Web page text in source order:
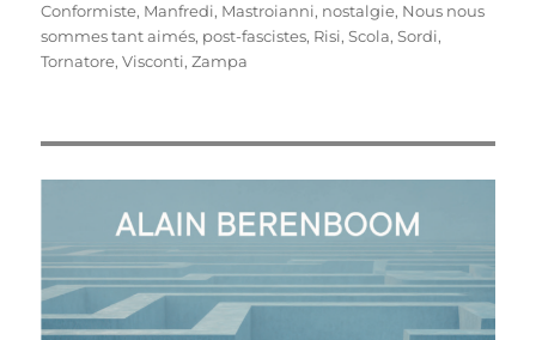
Conformiste, Manfredi, Mastroianni, nostalgie, Nous nous
sommes tant aimés, post-fascistes, Risi,Scola,Sordi,
Tornatore,Visconti,Zampa